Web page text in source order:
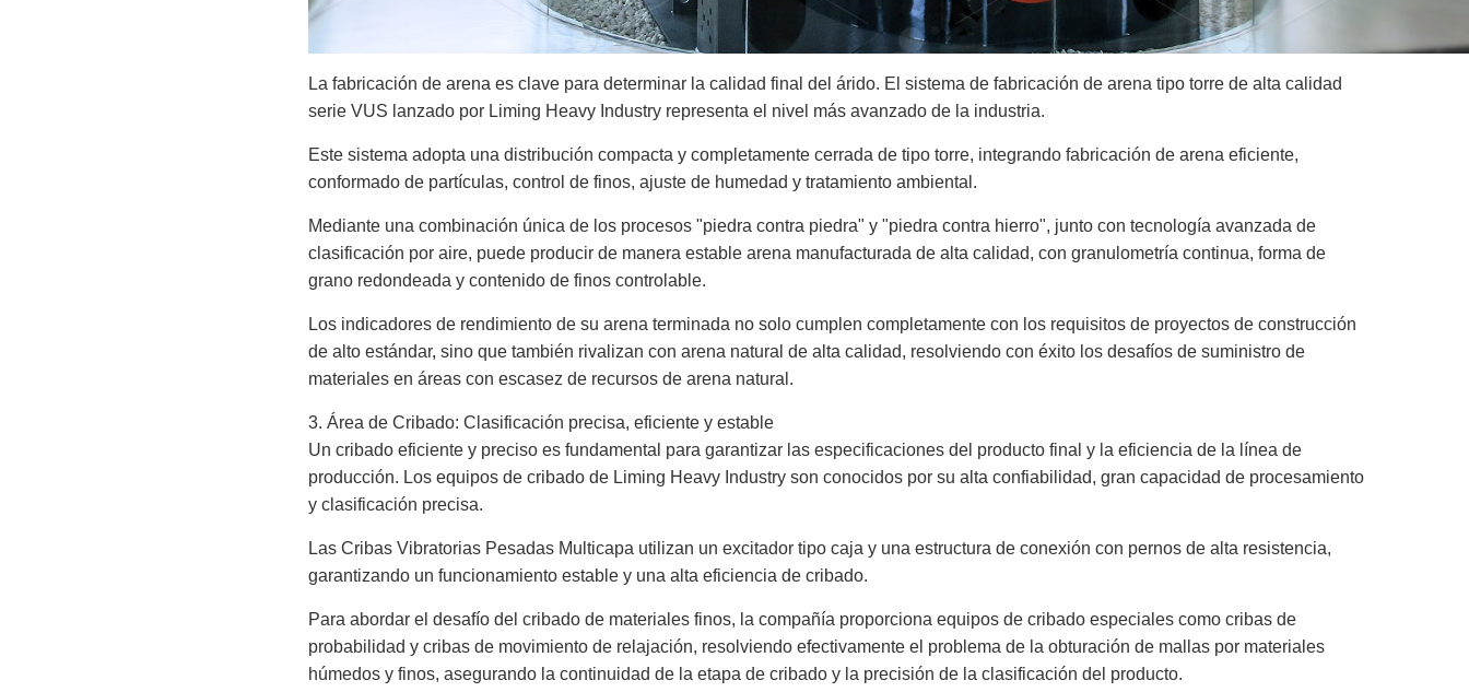
La fabricación de arena es clave para determinar la calidad final del árido. El sistema de fabricación de arena tipo torre de alta calidad
serie VUS lanzado por Liming Heavy Industry representa el nivel más avanzado de la industria.
Este sistema adopta una distribución compacta y completamente cerrada de tipo torre, integrando fabricación de arena eficiente,
conformado de partículas, control de finos, ajuste de humedad y tratamiento ambiental.
Mediante una combinación única de los procesos "piedra contra piedra" y "piedra contra hierro", junto con tecnología avanzada de
clasificación por aire, puede producir de manera estable arena manufacturada de alta calidad, con granulometría continua, forma de
grano redondeada y contenido de finos controlable.
Los indicadores de rendimiento de su arena terminada no solo cumplen completamente con los requisitos de proyectos de construcción
de alto estándar, sino que también rivalizan con arena natural de alta calidad, resolviendo con éxito los desafíos de suministro de
materiales en áreas con escasez de recursos de arena natural.
3. Área de Cribado: Clasificación precisa, eficiente y estable
Un cribado eficiente y preciso es fundamental para garantizar las especificaciones del producto final y la eficiencia de la línea de
producción. Los equipos de cribado de Liming Heavy Industry son conocidos por su alta confiabilidad, gran capacidad de procesamiento
y clasificación precisa.
Las Cribas Vibratorias Pesadas Multicapa utilizan un excitador tipo caja y una estructura de conexión con pernos de alta resistencia,
garantizando un funcionamiento estable y una alta eficiencia de cribado.
Para abordar el desafío del cribado de materiales finos, la compañía proporciona equipos de cribado especiales como cribas de
probabilidad y cribas de movimiento de relajación, resolviendo efectivamente el problema de la obturación de mallas por materiales
húmedos y finos, asegurando la continuidad de la etapa de cribado y la precisión de la clasificación del producto.